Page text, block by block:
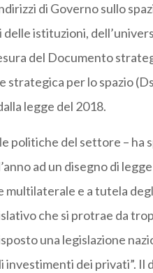
di Governo sullo
istituzioni,
del Documento
strategica per lo spazio
legge del 2018.
politiche del settore – ha
ad un disegno di
multilaterale e a tutela
che si protrae da
una legislazione
investimenti dei privati”.